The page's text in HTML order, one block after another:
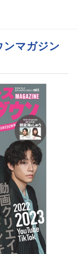
ンマガジン